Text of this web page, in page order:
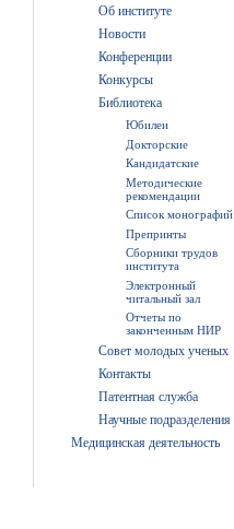
Об институте
Новости
Конференции
Конкурсы
Библиотека
Юбилеи
Докторские
Кандидатские
Методические
рекомендации
Список монографий
Препринты
Сборники трудов
института
Электронный
читальный зал
Отчеты по
законченным НИР
Совет молодых ученых
Контакты
Патентная служба
Научные подразделения
Медицинская деятельность